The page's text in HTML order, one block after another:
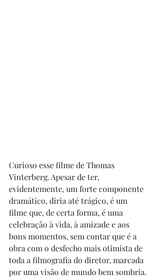
Curioso esse filme de Thomas
Vinterberg. Apesar de ter,
evidentemente, um forte componente
dramático, diria até trágico, é um
filme que, de certa forma, é uma
celebração à vida, à amizade e aos
bons momentos, sem contar que é a
obra com o desfecho mais otimista de
toda a filmografia do diretor, marcada
por uma visão de mundo bem sombria.